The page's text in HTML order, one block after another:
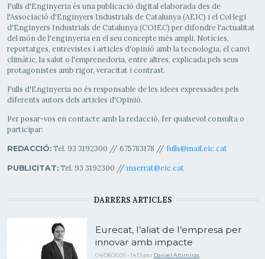
Fulls d'Enginyeria és una publicació digital elaborada des de
l'Associació d'Enginyers Industrials de Catalunya (AEIC) i el Col·legi
d'Enginyers Industrials de Catalunya (COIEC) per difondre l'actualitat
del món de l'enginyeria en el seu concepte més ampli. Notícies,
reportatges, entrevistes i articles d'opinió amb la tecnologia, el canvi
climàtic, la salut o l'emprenedoria, entre altres, explicada pels seus
protagonistes amb rigor, veracitat i contrast.
Fulls d'Enginyeria no és responsable de les idees expressades pels
diferents autors dels articles d'Opinió.
Per posar-vos en contacte amb la redacció, fer qualsevol consulta o
participar:
REDACCIÓ:Tel. 93 3192300 // 675783178 // fulls@mail.eic.cat
PUBLICITAT:Tel. 93 3192300 // mserrat@eic.cat
DARRERS ARTICLES
Eurecat, l’aliat de l’empresa per
innovar amb impacte
04/08/2026 - 14:13 per Daniel Altimiras